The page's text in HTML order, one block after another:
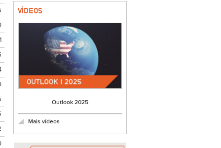
VÍDEOS
Outlook 2025
Mais vídeos